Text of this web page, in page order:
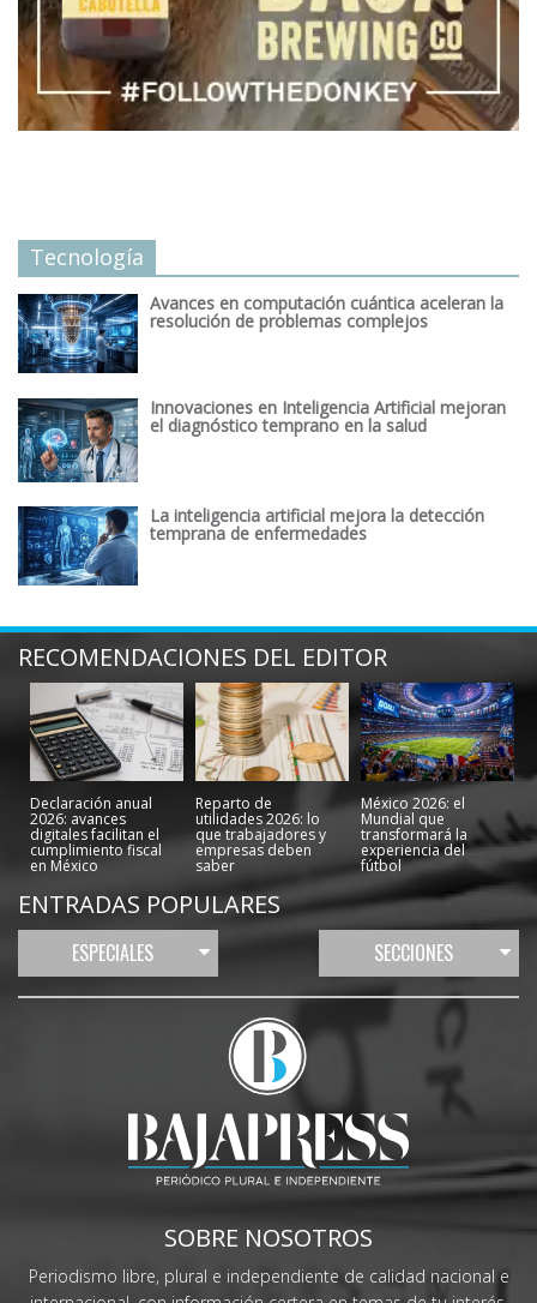
Tecnología
Avances en computación cuántica aceleran la
resolución de problemas complejos
Innovaciones en Inteligencia Artificial mejoran
el diagnóstico temprano en la salud
La inteligencia artificial mejora la detección
temprana de enfermedades
RECOMENDACIONES DEL EDITOR
Declaración anual
2026: avances
digitales facilitan el
cumplimiento fiscal
en México
Reparto de
utilidades 2026: lo
que trabajadores y
empresas deben
saber
México 2026: el
Mundial que
transformará la
experiencia del
fútbol
ENTRADAS POPULARES
ESPECIALES SECCIONES
SOBRE NOSOTROS
Periodismo libre, plural e independiente de calidad nacional e